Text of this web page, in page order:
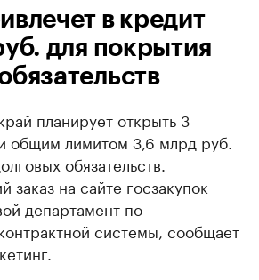
в кредит
для покрытия
планирует открыть 3
общим лимитом 3,6 млрд руб.
обязательств.
заказ на сайте госзакупок
департамент по
системы, сообщает